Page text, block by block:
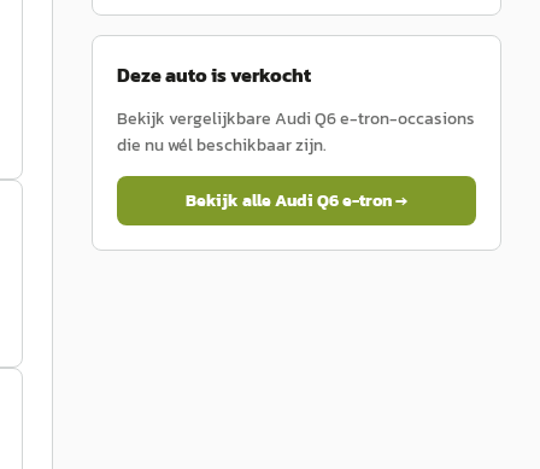
Deze auto is verkocht
Bekijk vergelijkbareAudiQ6 e-tron-occasions
die nu wél beschikbaar zijn.
Bekijk alleAudiQ6 e-tron→